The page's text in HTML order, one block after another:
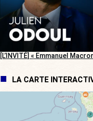
[L’INVITÉ] « Emmanuel
LA CARTE